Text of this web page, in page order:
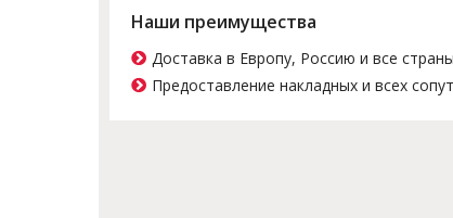
Наши преимущества
Доставка в Европу, Россию и все
Предоставление накладных и всех